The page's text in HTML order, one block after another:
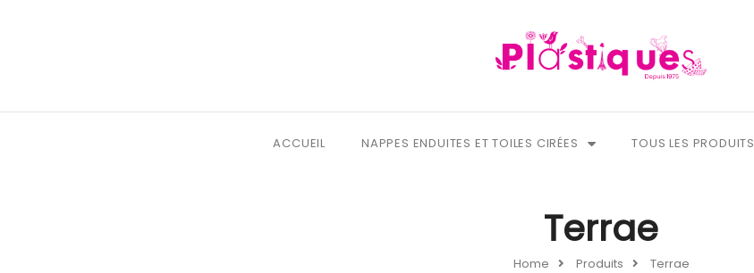
ACCUEIL NAPPES ENDUITES ET TOILES CIRÉES TOUS LES PRODUITS
Home Produits Terrae
Terrae